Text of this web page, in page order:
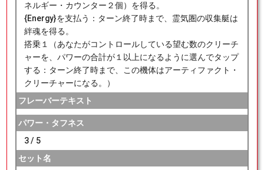
ネルギー・カウンター２個）を得る。
{Energy}を支払う：ターン終了時まで、霊気圏の収集艇は
絆魂を得る。
搭乗１（あなたがコントロールしている望む数のクリーチ
ャーを、パワーの合計が１以上になるように選んでタップ
する：ターン終了時まで、この機体はアーティファクト・
クリーチャーになる。）
フレーバーテキスト
パワー・タフネス
3 / 5
セット名